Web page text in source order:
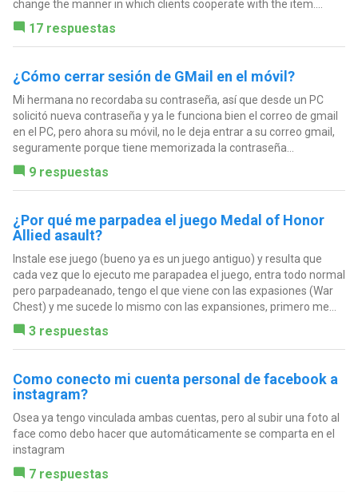
change the manner in which clients cooperate with the item....
17 respuestas
¿Cómo cerrar sesión de GMail en el móvil?
Mi hermana no recordaba su contraseña, así que desde un PC
solicitó nueva contraseña y ya le funciona bien el correo de gmail
en el PC, pero ahora su móvil, no le deja entrar a su correo gmail,
seguramente porque tiene memorizada la contraseña...
9 respuestas
¿Por qué me parpadea el juego Medal of Honor
Allied asault?
Instale ese juego (bueno ya es un juego antiguo) y resulta que
cada vez que lo ejecuto me parapadea el juego, entra todo normal
pero parpadeanado, tengo el que viene con las expasiones (War
Chest) y me sucede lo mismo con las expansiones, primero me...
3 respuestas
Como conecto mi cuenta personal de facebook a
instagram?
Osea ya tengo vinculada ambas cuentas, pero al subir una foto al
face como debo hacer que automáticamente se comparta en el
instagram
7 respuestas